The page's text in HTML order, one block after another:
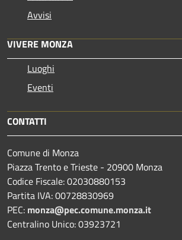
Avvisi
VIVERE MONZA
Luoghi
Eventi
CONTATTI
Comune di Monza
Piazza Trento e Trieste - 20900 Monza
Codice Fiscale: 02030880153
Partita IVA: 00728830969
PEC: monza@pec.comune.monza.it
Centralino Unico: 03923721